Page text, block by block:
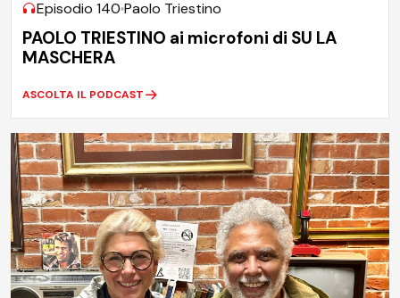
Episodio 140 Paolo Triestino
PAOLO TRIESTINO ai microfoni di SU LA
MASCHERA
ASCOLTA IL PODCAST